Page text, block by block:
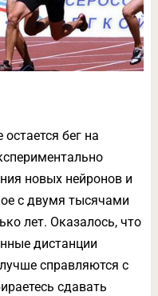
бег на
новых нейронов и
с двумя тысячами
лет. Оказалось, что
дистанции
справляются с
сдавать